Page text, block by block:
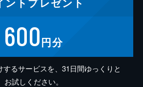
600円分
するサービスを、31日間ゆっくりと
お試しください。